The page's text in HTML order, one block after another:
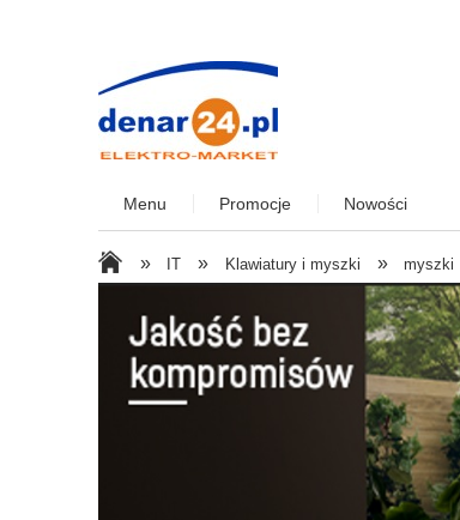
Menu Promocje Nowości
» IT » Klawiatury i myszki » myszki